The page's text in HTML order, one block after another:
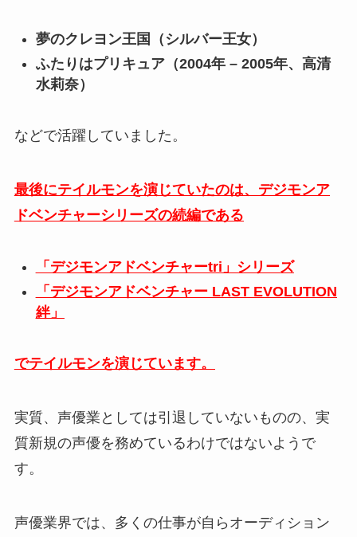
夢のクレヨン王国（シルバー王女）
ふたりはプリキュア（2004年 – 2005年、高清
水莉奈）
などで活躍していました。
最後にテイルモンを演じていたのは、デジモンア
ドベンチャーシリーズの続編である
「デジモンアドベンチャーtri」シリーズ
「デジモンアドベンチャー LAST EVOLUTION
絆」
でテイルモンを演じています。
実質、声優業としては引退していないものの、実
質新規の声優を務めているわけではないようで
す。
声優業界では、多くの仕事が自らオーディション